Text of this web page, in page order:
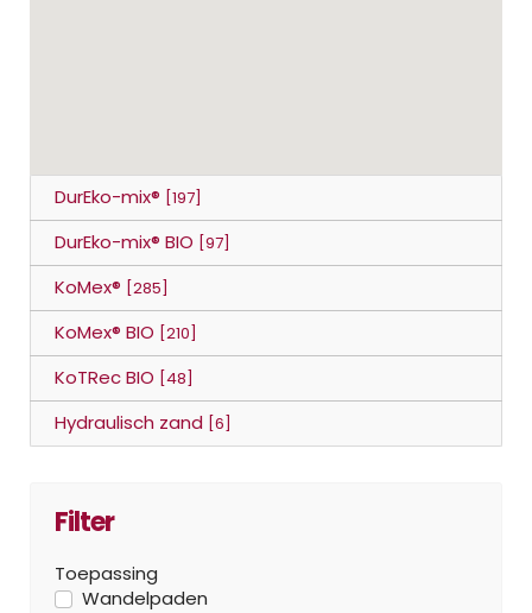
DurEko-mix® [197]
DurEko-mix® BIO [97]
KoMex® [285]
KoMex® BIO [210]
KoTRec BIO [48]
Hydraulisch zand [6]
Filter
Toepassing
Wandelpaden